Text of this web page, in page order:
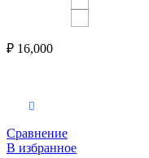
₽ 16,000
Сравнение
В избранное